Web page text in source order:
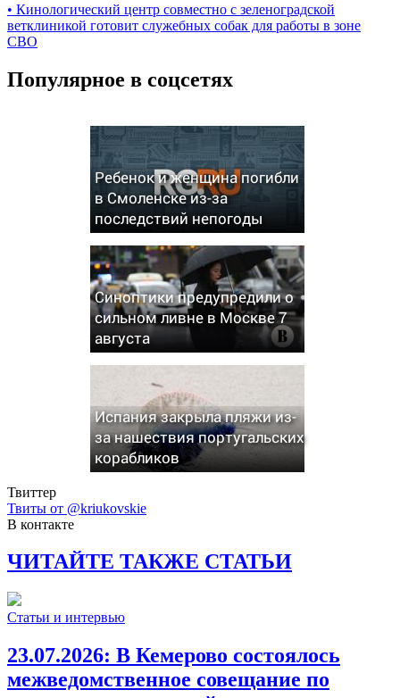
• Кинологический центр совместно с зеленоградской
ветклиникой готовит служебных собак для работы в зоне
СВО
Популярное в соцсетях
Ребенок и женщина погибли
в Смоленске из-за
последствий непогоды
Синоптики предупредили о
сильном ливне в Москве 7
августа
Испания закрыла пляжи из-
за нашествия португальских
корабликов
Твиттер
Твиты от @kriukovskie
В контакте
ЧИТАЙТЕ ТАКЖЕ СТАТЬИ
Статьи и интервью
23.07.2026: В Кемерово состоялось
межведомственное совещание по